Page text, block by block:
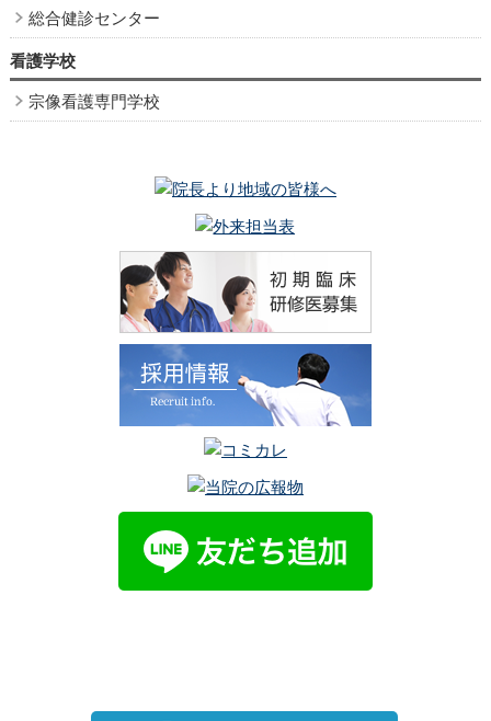
総合健診センター
看護学校
宗像看護専門学校